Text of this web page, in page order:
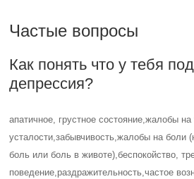
Частые вопросы
Как понять что у тебя
депрессия?
апатичное, грустное состояние,жалобы
усталости,забывчивость,жалобы на боли
боль или боль в животе),беспокойство,
поведение,раздражительность,частое